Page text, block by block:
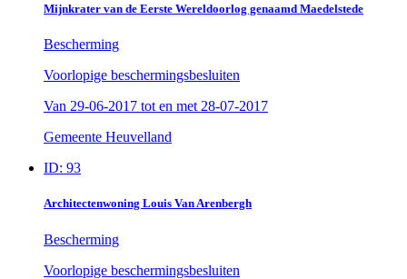
Mijnkrater van de Eerste Wereldoorlog genaamd Maedelstede
Bescherming
Voorlopige beschermingsbesluiten
Van 29-06-2017 tot en met 28-07-2017
Gemeente Heuvelland
ID: 93
Architectenwoning Louis Van Arenbergh
Bescherming
Voorlopige beschermingsbesluiten